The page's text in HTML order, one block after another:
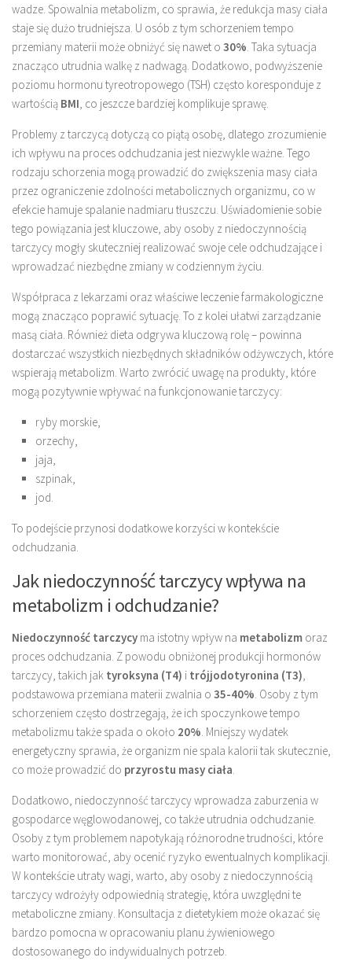
wadze. Spowalnia metabolizm, co sprawia, że redukcja masy ciała
staje się dużo trudniejsza. U osób z tym schorzeniem tempo
przemiany materii może obniżyć się nawet o 30%. Taka sytuacja
znacząco utrudnia walkę z nadwagą. Dodatkowo, podwyższenie
poziomu hormonu tyreotropowego (TSH) często koresponduje z
wartością BMI, co jeszcze bardziej komplikuje sprawę.
Problemy z tarczycą dotyczą co piątą osobę, dlatego zrozumienie
ich wpływu na proces odchudzania jest niezwykle ważne. Tego
rodzaju schorzenia mogą prowadzić do zwiększenia masy ciała
przez ograniczenie zdolności metabolicznych organizmu, co w
efekcie hamuje spalanie nadmiaru tłuszczu. Uświadomienie sobie
tego powiązania jest kluczowe, aby osoby z niedoczynnością
tarczycy mogły skuteczniej realizować swoje cele odchudzające i
wprowadzać niezbędne zmiany w codziennym życiu.
Współpraca z lekarzami oraz właściwe leczenie farmakologiczne
mogą znacząco poprawić sytuację. To z kolei ułatwi zarządzanie
masą ciała. Również dieta odgrywa kluczową rolę – powinna
dostarczać wszystkich niezbędnych składników odżywczych, które
wspierają metabolizm. Warto zwrócić uwagę na produkty, które
mogą pozytywnie wpływać na funkcjonowanie tarczycy:
ryby morskie,
orzechy,
jaja,
szpinak,
jod.
To podejście przynosi dodatkowe korzyści w kontekście
odchudzania.
Jak niedoczynność tarczycy wpływa na
metabolizm i odchudzanie?
Niedoczynność tarczycy ma istotny wpływ na metabolizm oraz
proces odchudzania. Z powodu obniżonej produkcji hormonów
tarczycy, takich jak tyroksyna (T4) i trójjodotyronina (T3),
podstawowa przemiana materii zwalnia o 35-40%. Osoby z tym
schorzeniem często dostrzegają, że ich spoczynkowe tempo
metabolizmu także spada o około 20%. Mniejszy wydatek
energetyczny sprawia, że organizm nie spala kalorii tak skutecznie,
co może prowadzić do przyrostu masy ciała.
Dodatkowo, niedoczynność tarczycy wprowadza zaburzenia w
gospodarce węglowodanowej, co także utrudnia odchudzanie.
Osoby z tym problemem napotykają różnorodne trudności, które
warto monitorować, aby ocenić ryzyko ewentualnych komplikacji.
W kontekście utraty wagi, warto, aby osoby z niedoczynnością
tarczycy wdrożyły odpowiednią strategię, która uwzględni te
metaboliczne zmiany. Konsultacja z dietetykiem może okazać się
bardzo pomocna w opracowaniu planu żywieniowego
dostosowanego do indywidualnych potrzeb.